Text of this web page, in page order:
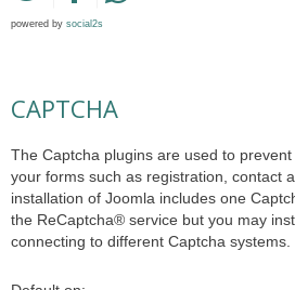
powered by social2s
CAPTCHA
The Captcha plugins are used to
your forms such as registration, contact
installation of Joomla includes one
the ReCaptcha® service but you may
connecting to different Captcha systems.